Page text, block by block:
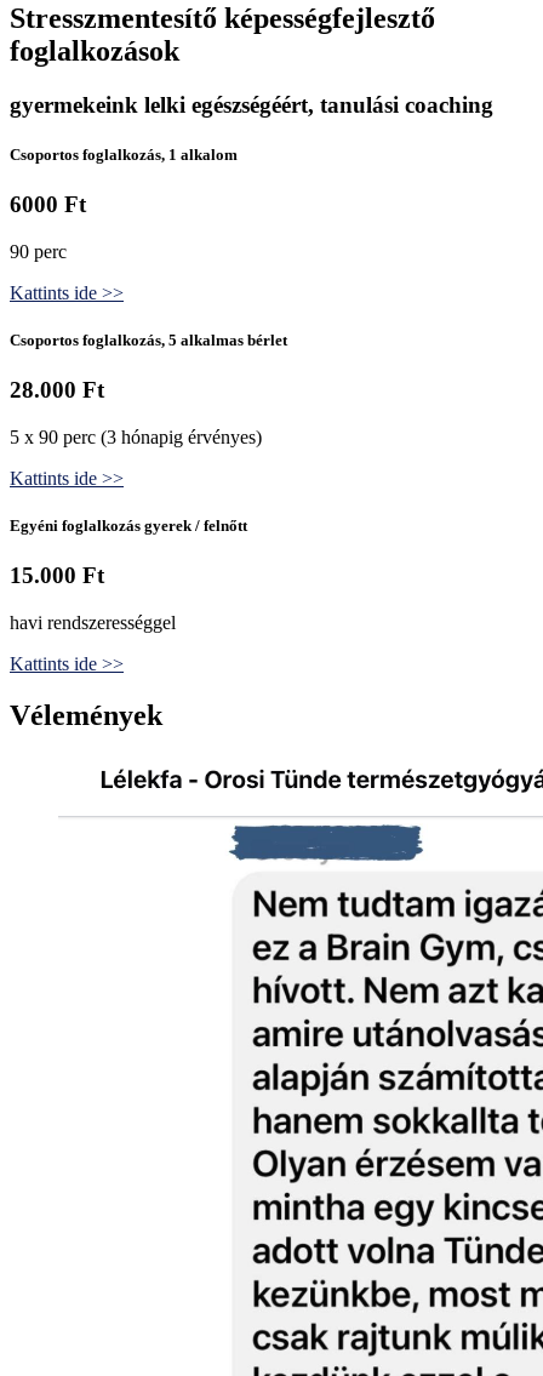
Stresszmentesítő képességfejlesztő
foglalkozások
gyermekeink lelki egészségéért, tanulási coaching
Csoportos foglalkozás, 1 alkalom
6000 Ft
90 perc
Kattints ide >>
Csoportos foglalkozás, 5 alkalmas bérlet
28.000 Ft
5 x 90 perc (3 hónapig érvényes)
Kattints ide >>
Egyéni foglalkozás gyerek / felnőtt
15.000 Ft
havi rendszerességgel
Kattints ide >>
Vélemények